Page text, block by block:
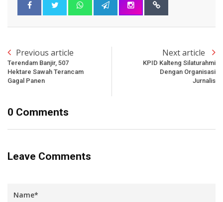
Previous article
Terendam Banjir, 507
Hektare Sawah Terancam
Gagal Panen
Next article
KPID Kalteng Silaturahmi
Dengan Organisasi
Jurnalis
0 Comments
Leave Comments